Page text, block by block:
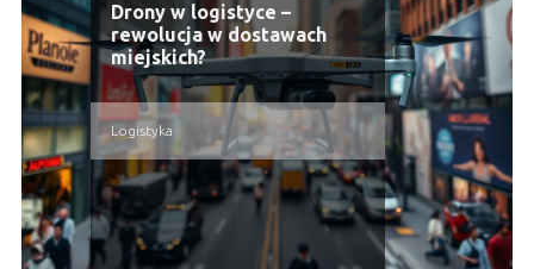
Drony w logistyce –
rewolucja w dostawach
miejskich?
Logistyka